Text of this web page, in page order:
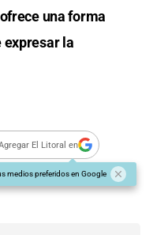
una forma
expresar la
El Litoral en
medios preferidos en Google